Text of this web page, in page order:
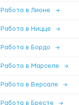
Работа в Лионе →
Работа в Ницце →
Работа в Бордо →
Работа в Марселе →
Работа в Версале →
Работа в Бресте →